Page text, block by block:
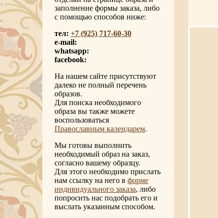
заполнение формы заказа, либо
с помощью способов ниже:
тел: +7 (925) 717-60-30
e-mail:
whatsapp:
facebook:
На нашем сайте присутствуют
далеко не полный перечень
образов.
Для поиска необходимого
образа вы также можете
воспользоваться
Православным календарем.
Мы готовы выполнить
необходимый образ на заказ,
согласно вашему образцу.
Для этого необходимо прислать
нам ссылку на него в форме
индивидуального заказа, либо
попросить нас подобрать его и
выслать указанным способом.